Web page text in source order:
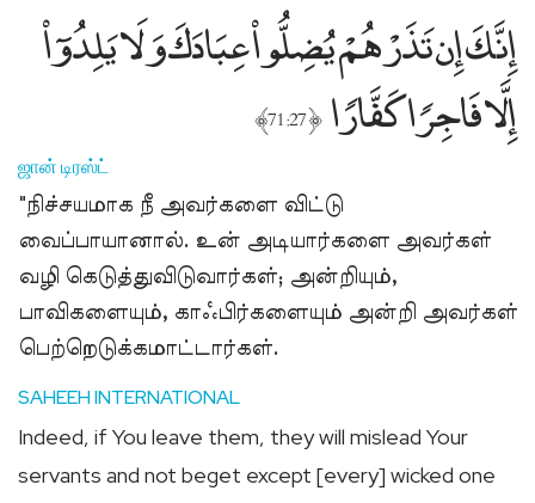
إِنَّكَ إِن تَذَرْهُمْ يُضِلُّوا۟ عِبَادَكَ وَلَا يَلِدُوٓا۟
إِلَّا فَاجِرًۭا كَفَّارًۭا ﴿71:27﴾
ஜான் டிரஸ்ட்
"நிச்சயமாக நீ அவர்களை விட்டு
வைப்பாயானால். உன் அடியார்களை அவர்கள்
வழி கெடுத்துவிடுவார்கள்; அன்றியும்,
பாவிகளையும், காஃபிர்களையும் அன்றி அவர்கள்
பெற்றெடுக்கமாட்டார்கள்.
SAHEEH INTERNATIONAL
Indeed, if You leave them, they will mislead Your
servants and not beget except [every] wicked one